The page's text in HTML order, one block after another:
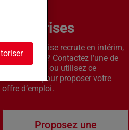
Entreprises
Votre entreprise recrute en intérim,
CDD ou CDI ? Contactez l’une de
nos agences ou utilisez ce
formulaire pour proposer votre
offre d’emploi.
Proposez une